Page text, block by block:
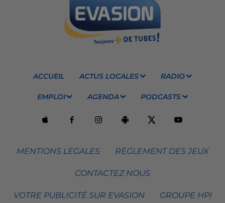
ACCUEIL ACTUS LOCALES RADIO
EMPLOI AGENDA PODCASTS
MENTIONS LEGALES RÈGLEMENT DES JEUX
CONTACTEZ NOUS
VOTRE PUBLICITÉ SUR EVASION GROUPE HPI